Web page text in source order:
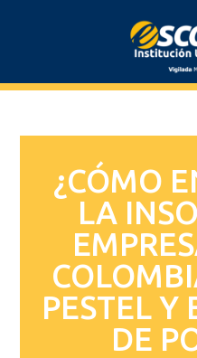
¿CÓMO
LA
PESTEL Y
DE